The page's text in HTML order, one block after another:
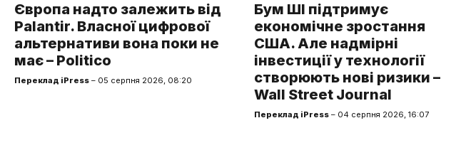
Європа надто залежить від
Palantir. Власної цифрової
альтернативи вона поки не
має – Politico
Переклад iPress – 05 серпня 2026, 08:20
Бум ШІ підтримує
економічне зростання
США. Але надмірні
інвестиції у технології
створюють нові ризики –
Wall Street Journal
Переклад iPress – 04 серпня 2026, 16:07